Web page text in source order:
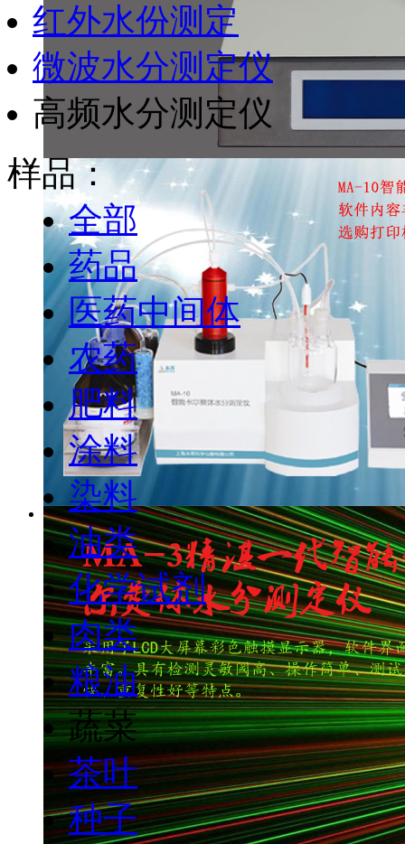
红外水份测定
微波水分测定仪
高频水分测定仪
样品：
全部
药品
医药中间体
农药
肥料
涂料
染料
油类
化学试剂
肉类
粮油
蔬菜
茶叶
种子